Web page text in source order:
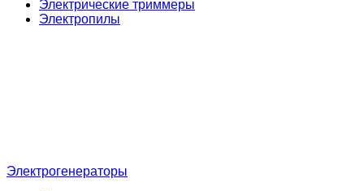
Электрические триммеры
Электропилы
Электрогенераторы